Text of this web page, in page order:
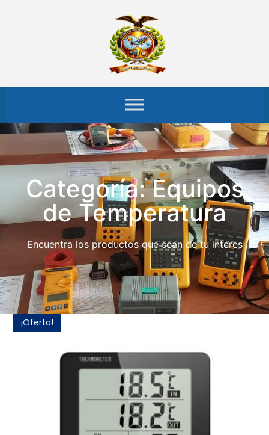
Categoría: Equipos
de Temperatura
Encuentra los productos que sean de tu interes
¡Oferta!